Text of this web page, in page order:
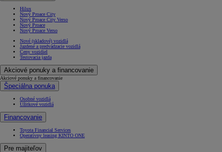
Hilux
Nový Proace City
Nový Proace City Verso
Nový Proace
Nový Proace Verso
Nové (skladové) vozidlá
Jazdené a predvádzacie vozidlá
Ceny vozidiel
Testovacia jazda
Akciové ponuky a financovanie
Akciové ponuky a financovanie
Špeciálna ponuka
Osobné vozidlá
Úžitkové vozidlá
Financovanie
Toyota Financial Services
Operatívny leasing KINTO ONE
Pre majiteľov